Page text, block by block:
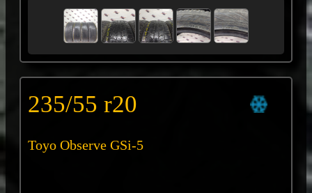
235/55 r20
Toyo Observe GSi-5